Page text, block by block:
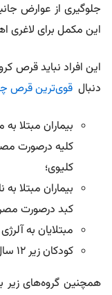
جلوگیری از عوارض
این مکمل برای لاغری
دنبال قوی‌ترین قرص
بیماران مبتلا
کلیه درصورت
کلیوی؛
بیماران مبتلا
کبد درصورت
مبتلایان به
کودکان زیر ۱۲ سال.
همچنین گروه‌های